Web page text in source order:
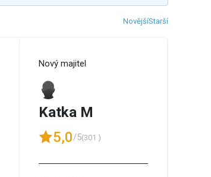
NovějšíStarší
Nový majitel
Katka M
5,0/5(301 )